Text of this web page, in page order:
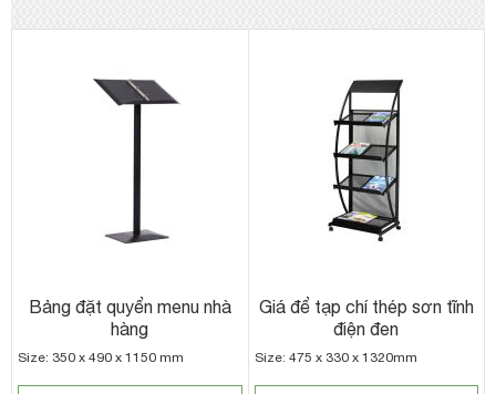
Bảng đặt quyển menu nhà
hàng
Size: 350 x 490 x 1150 mm
Giá để tạp chí thép sơn tĩnh
điện đen
Size: 475 x 330 x 1320mm